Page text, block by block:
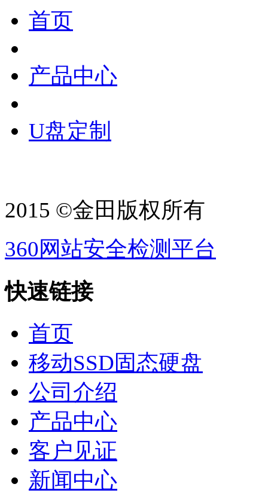
首页
产品中心
U盘定制
2015 ©金田版权所有
360网站安全检测平台
快速链接
首页
移动SSD固态硬盘
公司介绍
产品中心
客户见证
新闻中心